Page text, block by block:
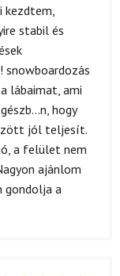
kezdtem,
stabil és
snowboardozás
lábaimat, ami
hogy
jól teljesít.
a felület nem
ajánlom
gondolja a